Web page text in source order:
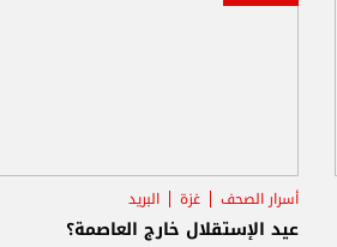
أسرار الصحف غزة البريد
عيد الإستقلال خارج العاصمة؟